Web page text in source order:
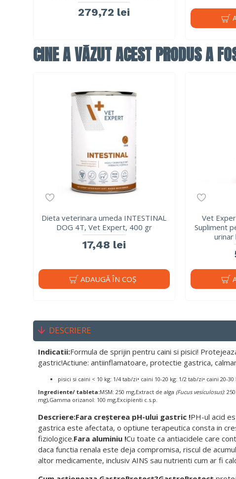
279,72 lei
CINE A VĂZUT ACEST PRODUS A
Dieta veterinara umeda INTESTINAL
DOG 4T, Vet Expert, 400 gr
17,48 lei
ADAUGĂ ÎN COŞ
Vet
Supliment
urinar
DESCRIERE
Indicatii:Formula de sprijin pentru caini si pisici!
gastric!Actiune: antiinflamatoare, protectie gastrica,
pisici si caini < 10 kg: 1/4 tab/zi• caini 10-20 kg: 1/2 tab/zi• caini
Ingrediente/ tableta:MSM: 250 mg,Extract de alga (Fucus vesiculosus):
mg),Gamma orizanol: 100 mg,Excipienti c.s.p.
Descriere:Fara creșterea pH-ului gastric !PH-ul acid
gastrica este afectata, o optiune terapeutica consta in
fiziologice.Fara aluminiu !Cu toate ca antiacidele care
daca functia renala este deja compromisa, riscul de
altor medicamente, inclusiv AINS sau nutrienti cum ar fi